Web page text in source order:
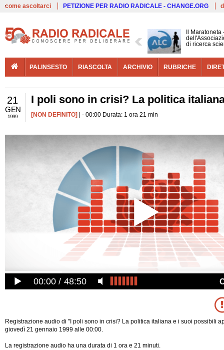
come ascoltarci PETIZIONE PER RADIO RADICALE - CHANGE.ORG
Il
di ricerca
PALINSESTO RIASCOLTA ARCHIVIO RUBRICHE
21
GEN
1999
I poli sono in crisi? La politica
[NON DEFINITO] | - 00:00 Durata: 1 ora 21 min
00:00 48:50
Registrazione audio di "I poli sono in crisi? La politica italiana e i suoi possibili
giovedì 21 gennaio 1999 alle 00:00.
La registrazione audio ha una durata di 1 ora e 21 minuti.